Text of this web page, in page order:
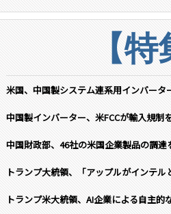
【
米国、中国製システム連系用インバータ
中国製インバーター、米FCCが輸入規
中国財政部、46社の米国企業製品の調達
トランプ大統領、「アップルがインテ
トランプ米大統領、AI企業による自主的